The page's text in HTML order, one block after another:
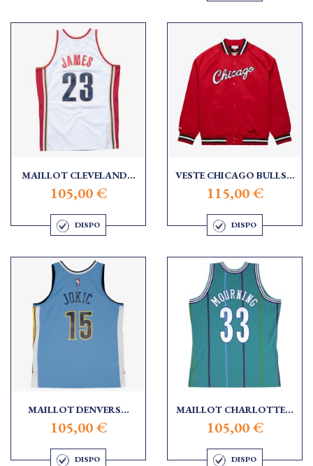
MAILLOT CLEVELAND...
105,00 €
DISPO
VESTE CHICAGO BULLS...
115,00 €
DISPO
MAILLOT DENVERS...
105,00 €
DISPO
MAILLOT CHARLOTTE...
105,00 €
DISPO